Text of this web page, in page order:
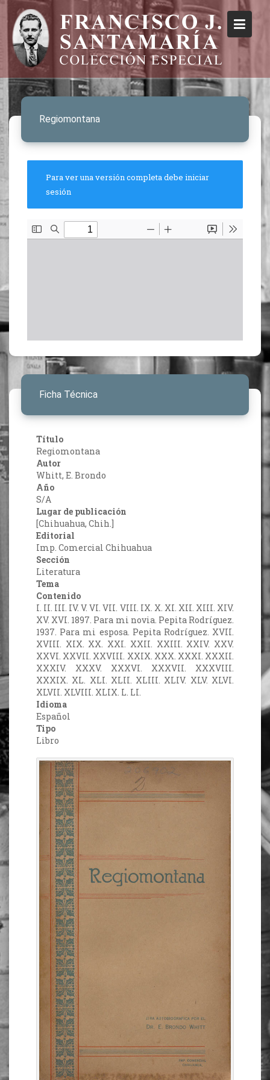
Regiomontana
Para ver una versión completa debe iniciar
sesión
Ficha Técnica
Título
Regiomontana
Autor
Whitt, E. Brondo
Año
S/A
Lugar de publicación
[Chihuahua, Chih.]
Editorial
Imp. Comercial Chihuahua
Sección
Literatura
Tema
Contenido
I. II. III. IV. V. VI. VII. VIII. IX. X. XI. XII. XIII. XIV.
XV. XVI. 1897. Para mi novia. Pepita Rodríguez.
1937. Para mi esposa. Pepita Rodríguez. XVII.
XVIII. XIX. XX. XXI. XXII. XXIII. XXIV. XXV.
XXVI. XXVII. XXVIII. XXIX. XXX. XXXI. XXXII.
XXXIV. XXXV. XXXVI. XXXVII. XXXVIII.
XXXIX. XL. XLI. XLII. XLIII. XLIV. XLV. XLVI.
XLVII. XLVIII. XLIX. L. LI.
Idioma
Español
Tipo
Libro